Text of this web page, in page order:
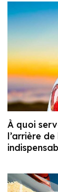
À quoi
l’arrière